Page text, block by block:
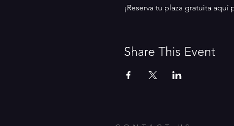
¡Reserva tu plaza gratuita
Share This Event